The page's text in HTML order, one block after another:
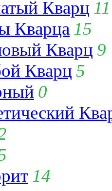
Кварц 11
Кварца 15
Кварц 9
Кварц 5
0
14